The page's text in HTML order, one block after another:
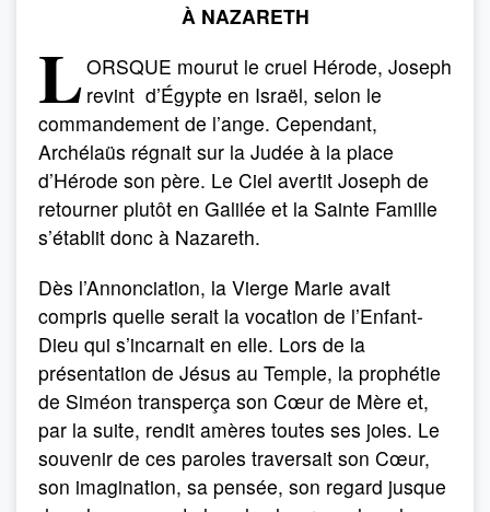
À NAZARETH
LORSQUE mourut le cruel Hérode, Joseph
revint d’Égypte en Israël, selon le
commandement de l’ange. Cependant,
Archélaüs régnait sur la Judée à la place
d’Hérode son père. Le Ciel avertit Joseph de
retourner plutôt en Galilée et la Sainte Famille
s’établit donc à Nazareth.
Dès l’Annonciation, la Vierge Marie avait
compris quelle serait la vocation de l’Enfant-
Dieu qui s’incarnait en elle. Lors de la
présentation de Jésus au Temple, la prophétie
de Siméon transperça son Cœur de Mère et,
par la suite, rendit amères toutes ses joies. Le
souvenir de ces paroles traversait son Cœur,
son imagination, sa pensée, son regard jusque